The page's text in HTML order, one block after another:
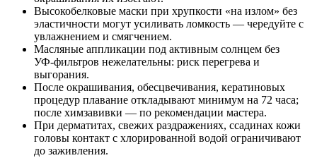
Высокобелковые маски при хрупкости «на излом» без
эластичности могут усиливать ломкость — чередуйте с
увлажнением и смягчением.
Масляные аппликации под активным солнцем без
УФ‑фильтров нежелательны: риск перегрева и
выгорания.
После окрашивания, обесцвечивания, кератиновых
процедур плавание откладывают минимум на 72 часа;
после химзавивки — по рекомендации мастера.
При дерматитах, свежих раздражениях, ссадинах кожи
головы контакт с хлорированной водой ограничивают
до заживления.